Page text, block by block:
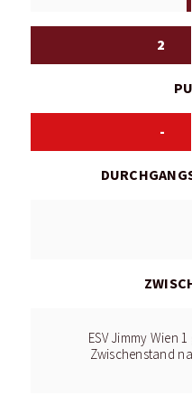
2
-
ESV Jimmy Wien
Zwischenstand